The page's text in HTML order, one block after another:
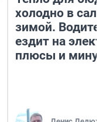
холодно в
зимой.
ездит на
плюсы и